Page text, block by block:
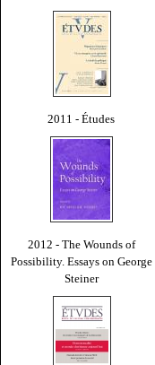
2011 - Études
2012 - The Wounds of
Possibility. Essays on George
Steiner